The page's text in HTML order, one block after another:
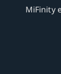
MiFinity